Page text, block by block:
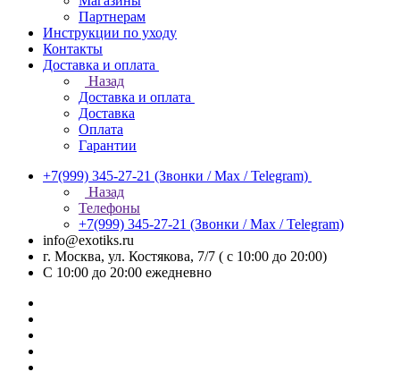
Партнерам
Инструкции по уходу
Контакты
Доставка и оплата
Назад
Доставка и оплата
Доставка
Оплата
Гарантии
+7(999) 345-27-21 (Звонки / Max / Telegram)
Назад
Телефоны
+7(999) 345-27-21 (Звонки / Max / Telegram)
info@exotiks.ru
г. Москва, ул. Костякова, 7/7 ( с 10:00 до 20:00)
С 10:00 до 20:00 ежедневно